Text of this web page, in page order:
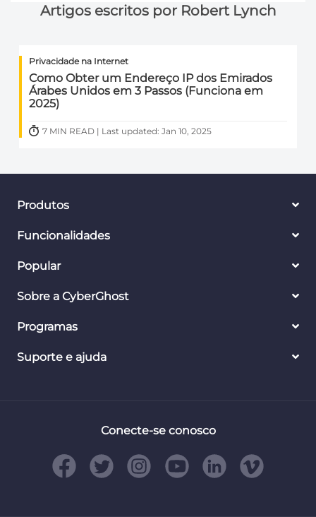
Artigos escritos por Robert Lynch
Privacidade na Internet
Como Obter um Endereço IP dos Emirados
Árabes Unidos em 3 Passos (Funciona em
2025)
7 MIN READ | Last updated: Jan 10, 2025
Produtos
Funcionalidades
Popular
Sobre a CyberGhost
Programas
Suporte e ajuda
Conecte-se conosco